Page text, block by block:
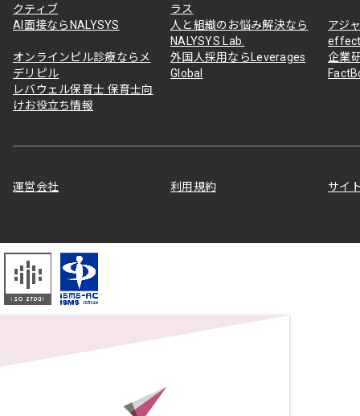
クティブ
ラス
AI面接ならNALYSYS
人と組織のお悩み解決なら
NALYSYS Lab.
アジ
オンラインピル診療ならメ
デリピル
外国人採用ならLeverages
Global
企業
レバウェル保育士 保育士向
けお役立ち情報
運営会社 利用規約 サイ